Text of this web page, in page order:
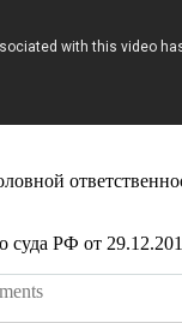
суда РФ от